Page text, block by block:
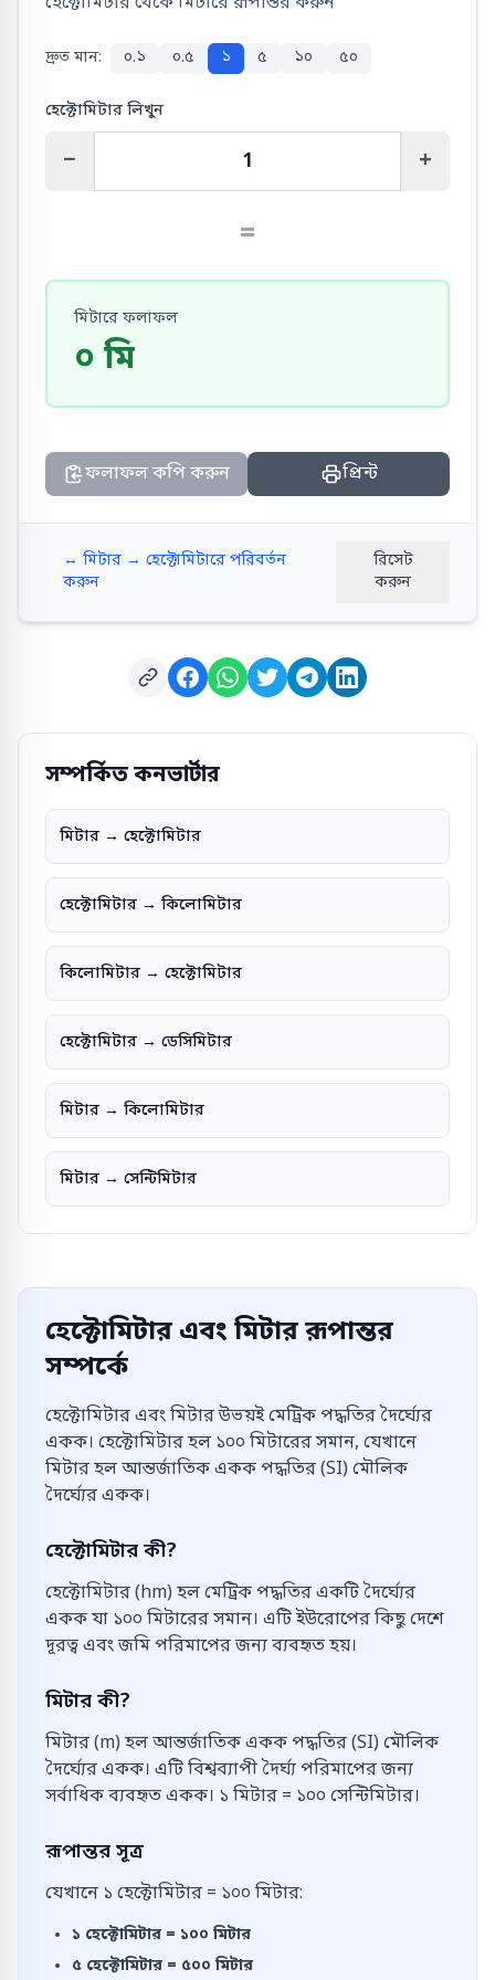
দ্রুত মান: ০.১ ০.৫ ১ ৫ ১০ ৫০
হেক্টোমিটার লিখুন
− +
=
মিটারে ফলাফল
০ মি
ফলাফল কপি করুন প্রিন্ট
↔ মিটার → হেক্টোমিটারে পরিবর্তন
করুন
রিসেট
করুন
সম্পর্কিত কনভার্টার
মিটার → হেক্টোমিটার
হেক্টোমিটার → কিলোমিটার
কিলোমিটার → হেক্টোমিটার
হেক্টোমিটার → ডেসিমিটার
মিটার → কিলোমিটার
মিটার → সেন্টিমিটার
হেক্টোমিটার এবং মিটার রূপান্তর
সম্পর্কে
হেক্টোমিটার এবং মিটার উভয়ই মেট্রিক পদ্ধতির দৈর্ঘ্যের
একক। হেক্টোমিটার হল ১০০ মিটারের সমান, যেখানে
মিটার হল আন্তর্জাতিক একক পদ্ধতির (SI) মৌলিক
দৈর্ঘ্যের একক।
হেক্টোমিটার কী?
হেক্টোমিটার (hm) হল মেট্রিক পদ্ধতির একটি দৈর্ঘ্যের
একক যা ১০০ মিটারের সমান। এটি ইউরোপের কিছু দেশে
দূরত্ব এবং জমি পরিমাপের জন্য ব্যবহৃত হয়।
মিটার কী?
মিটার (m) হল আন্তর্জাতিক একক পদ্ধতির (SI) মৌলিক
দৈর্ঘ্যের একক। এটি বিশ্বব্যাপী দৈর্ঘ্য পরিমাপের জন্য
সর্বাধিক ব্যবহৃত একক। ১ মিটার = ১০০ সেন্টিমিটার।
রূপান্তর সূত্র
যেখানে ১ হেক্টোমিটার = ১০০ মিটার:
১ হেক্টোমিটার = ১০০ মিটার
৫ হেক্টোমিটার = ৫০০ মিটার